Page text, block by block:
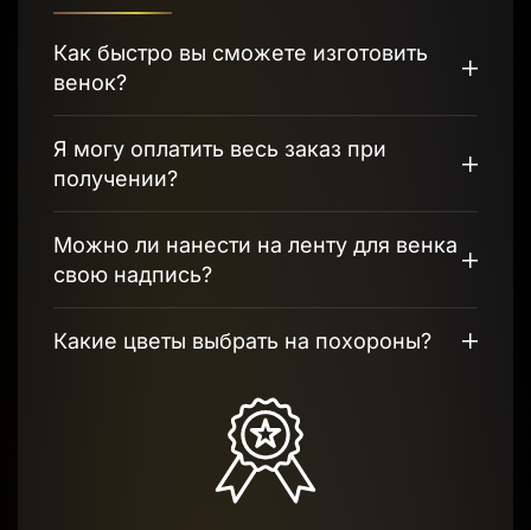
Как быстро вы сможете изготовить
венок?
Я могу оплатить весь заказ при
получении?
Можно ли нанести на ленту для венка
свою надпись?
Какие цветы выбрать на похороны?